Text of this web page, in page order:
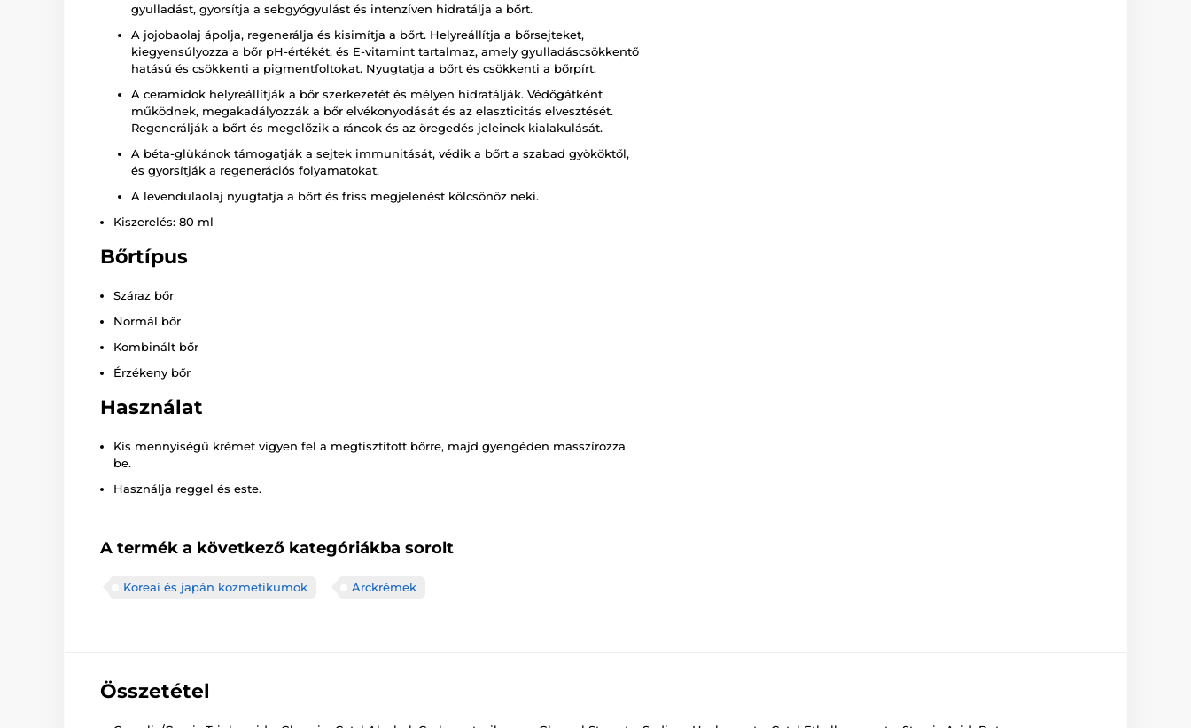
gyulladást, gyorsítja a sebgyógyulást és intenzíven hidratálja a bőrt.
A jojobaolaj ápolja, regenerálja és kisimítja a bőrt. Helyreállítja a bőrsejteket,
kiegyensúlyozza a bőr pH-értékét, és E-vitamint tartalmaz, amely gyulladáscsökkentő
hatású és csökkenti a pigmentfoltokat. Nyugtatja a bőrt és csökkenti a bőrpírt.
A ceramidok helyreállítják a bőr szerkezetét és mélyen hidratálják. Védőgátként
működnek, megakadályozzák a bőr elvékonyodását és az elaszticitás elvesztését.
Regenerálják a bőrt és megelőzik a ráncok és az öregedés jeleinek kialakulását.
A béta-glükánok támogatják a sejtek immunitását, védik a bőrt a szabad gyököktől,
és gyorsítják a regenerációs folyamatokat.
A levendulaolaj nyugtatja a bőrt és friss megjelenést kölcsönöz neki.
Kiszerelés: 80 ml
Bőrtípus
Száraz bőr
Normál bőr
Kombinált bőr
Érzékeny bőr
Használat
Kis mennyiségű krémet vigyen fel a megtisztított bőrre, majd gyengéden masszírozza
be.
Használja reggel és este.
A termék a következő kategóriákba sorolt
Koreai és japán kozmetikumok Arckrémek
Összetétel